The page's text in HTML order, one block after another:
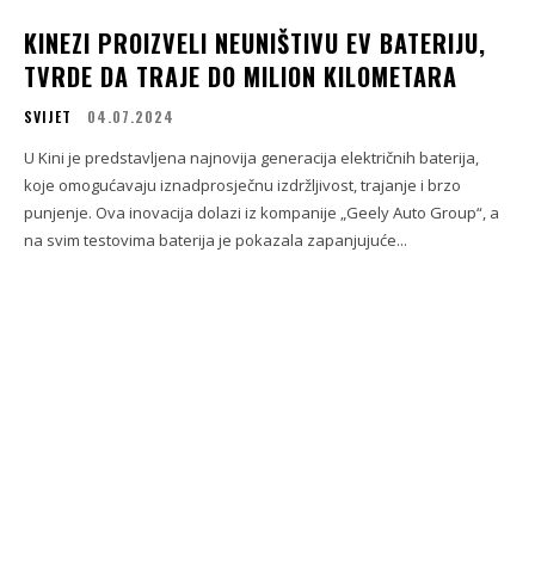
KINEZI PROIZVELI NEUNIŠTIVU EV BATERIJU,
TVRDE DA TRAJE DO MILION KILOMETARA
SVIJET 04.07.2024
U Kini je predstavljena najnovija generacija električnih baterija,
koje omogućavaju iznadprosječnu izdržljivost, trajanje i brzo
punjenje. Ova inovacija dolazi iz kompanije „Geely Auto Group“, a
na svim testovima baterija je pokazala zapanjujuće...